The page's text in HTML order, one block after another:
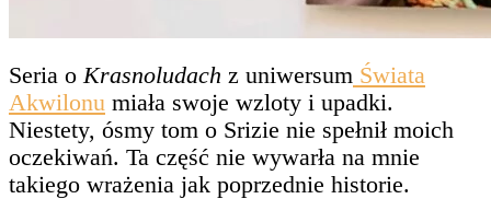
Seria o Krasnoludach z uniwersum Świata
Akwilonu miała swoje wzloty i upadki.
Niestety, ósmy tom o Srizie nie spełnił moich
oczekiwań. Ta część nie wywarła na mnie
takiego wrażenia jak poprzednie historie.